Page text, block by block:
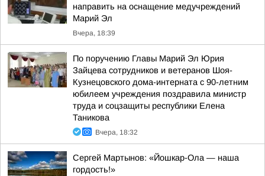
направить на оснащение медучреждений
Марий Эл
Вчера, 18:39
По поручению Главы Марий Эл Юрия
Зайцева сотрудников и ветеранов Шоя-
Кузнецовского дома-интерната с 90-летним
юбилеем учреждения поздравила министр
труда и соцзащиты республики Елена
Таникова
Вчера, 18:32
Сергей Мартынов: «Йошкар-Ола — наша
гордость!»